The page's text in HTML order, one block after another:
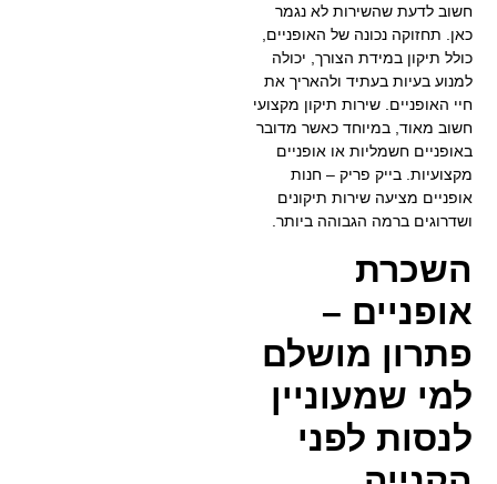
חשוב לדעת שהשירות לא נגמר
כאן. תחזוקה נכונה של האופניים,
כולל תיקון במידת הצורך, יכולה
למנוע בעיות בעתיד ולהאריך את
חיי האופניים. שירות תיקון מקצועי
חשוב מאוד, במיוחד כאשר מדובר
באופניים חשמליות או אופניים
מקצועיות. בייק פריק – חנות
אופניים מציעה שירות תיקונים
ושדרוגים ברמה הגבוהה ביותר.
השכרת
אופניים –
פתרון מושלם
למי שמעוניין
לנסות לפני